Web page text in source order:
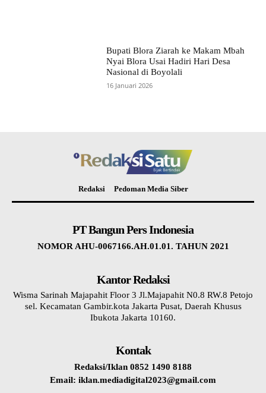
Bupati Blora Ziarah ke Makam Mbah
Nyai Blora Usai Hadiri Hari Desa
Nasional di Boyolali
16 Januari 2026
Redaksi Pedoman Media Siber
PT Bangun Pers Indonesia
NOMOR AHU-0067166.AH.01.01. TAHUN 2021
Kantor Redaksi
Wisma Sarinah Majapahit Floor 3 Jl.Majapahit N0.8 RW.8 Petojo
sel. Kecamatan Gambir.kota Jakarta Pusat, Daerah Khusus
Ibukota Jakarta 10160.
Kontak
Redaksi/Iklan 0852 1490 8188
Email: iklan.mediadigital2023@gmail.com